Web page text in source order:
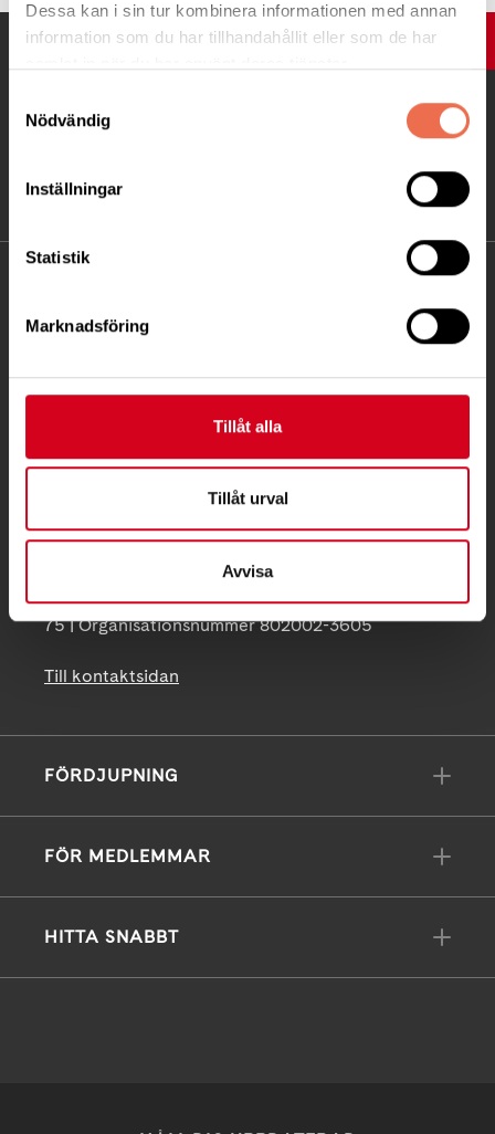
Dessa kan i sin tur kombinera informationen med annan
information som du har tillhandahållit eller som de har
Nödvändig
Inställningar
Statistik
Marknadsföring
Tillåt alla
Tillåt urval
Avvisa
Besöksadress:
Telefon:08-677 70 10
PG 90 10 07-5 | BG 901-0075 | Swishgåva 90 100
75 | Organisationsnummer 802002-3605
Till kontaktsidan
FÖRDJUPNING
FÖR MEDLEMMAR
HITTA SNABBT